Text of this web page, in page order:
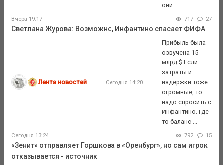
они ...
Вчера 19:17 717 27
Светлана Журова: Возможно, Инфантино спасает ФИФА
Лента новостей Сегодня 14:20
Прибыль была
озвучена 15
млрд $ Если
затраты и
издержки тоже
огромные, то
надо спросить с
Инфантино. Где-
то баланс ...
Сегодня 13:24 792 15
«Зенит» отправляет Горшкова в «Оренбург», но сам игрок
отказывается - источник